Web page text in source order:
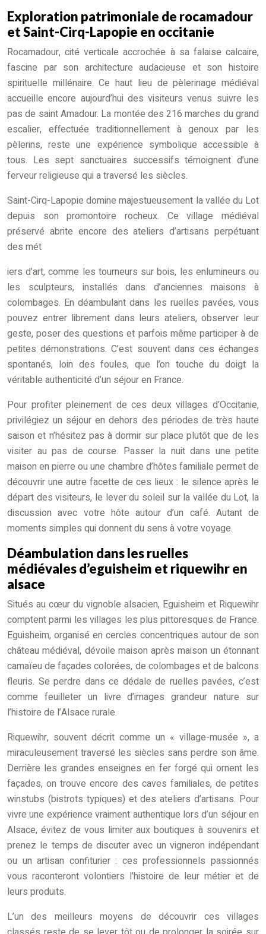
Exploration patrimoniale de rocamadour
et Saint-Cirq-Lapopie en occitanie
Rocamadour, cité verticale accrochée à sa falaise calcaire,
fascine par son architecture audacieuse et son histoire
spirituelle millénaire. Ce haut lieu de pèlerinage médiéval
accueille encore aujourd’hui des visiteurs venus suivre les
pas de saint Amadour. La montée des 216 marches du grand
escalier, effectuée traditionnellement à genoux par les
pèlerins, reste une expérience symbolique accessible à
tous. Les sept sanctuaires successifs témoignent d’une
ferveur religieuse qui a traversé les siècles.
Saint-Cirq-Lapopie domine majestueusement la vallée du Lot
depuis son promontoire rocheux. Ce village médiéval
préservé abrite encore des ateliers d’artisans perpétuant
des mét
iers d’art, comme les tourneurs sur bois, les enlumineurs ou
les sculpteurs, installés dans d’anciennes maisons à
colombages. En déambulant dans les ruelles pavées, vous
pouvez entrer librement dans leurs ateliers, observer leur
geste, poser des questions et parfois même participer à de
petites démonstrations. C’est souvent dans ces échanges
spontanés, loin des foules, que l’on touche du doigt la
véritable authenticité d’un séjour en France.
Pour profiter pleinement de ces deux villages d’Occitanie,
privilégiez un séjour en dehors des périodes de très haute
saison et n’hésitez pas à dormir sur place plutôt que de les
visiter au pas de course. Passer la nuit dans une petite
maison en pierre ou une chambre d’hôtes familiale permet de
découvrir une autre facette de ces lieux : le silence après le
départ des visiteurs, le lever du soleil sur la vallée du Lot, la
discussion avec votre hôte autour d’un café. Autant de
moments simples qui donnent du sens à votre voyage.
Déambulation dans les ruelles
médiévales d’eguisheim et riquewihr en
alsace
Situés au cœur du vignoble alsacien, Eguisheim et Riquewihr
comptent parmi les villages les plus pittoresques de France.
Eguisheim, organisé en cercles concentriques autour de son
château médiéval, dévoile maison après maison un étonnant
camaïeu de façades colorées, de colombages et de balcons
fleuris. Se perdre dans ce dédale de ruelles pavées, c’est
comme feuilleter un livre d’images grandeur nature sur
l’histoire de l’Alsace rurale.
Riquewihr, souvent décrit comme un « village-musée », a
miraculeusement traversé les siècles sans perdre son âme.
Derrière les grandes enseignes en fer forgé qui ornent les
façades, on trouve encore des caves familiales, de petites
winstubs (bistrots typiques) et des ateliers d’artisans. Pour
vivre une expérience vraiment authentique lors d’un séjour en
Alsace, évitez de vous limiter aux boutiques à souvenirs et
prenez le temps de discuter avec un vigneron indépendant
ou un artisan confiturier : ces professionnels passionnés
vous raconteront volontiers l’histoire de leur métier et de
leurs produits.
L’un des meilleurs moyens de découvrir ces villages